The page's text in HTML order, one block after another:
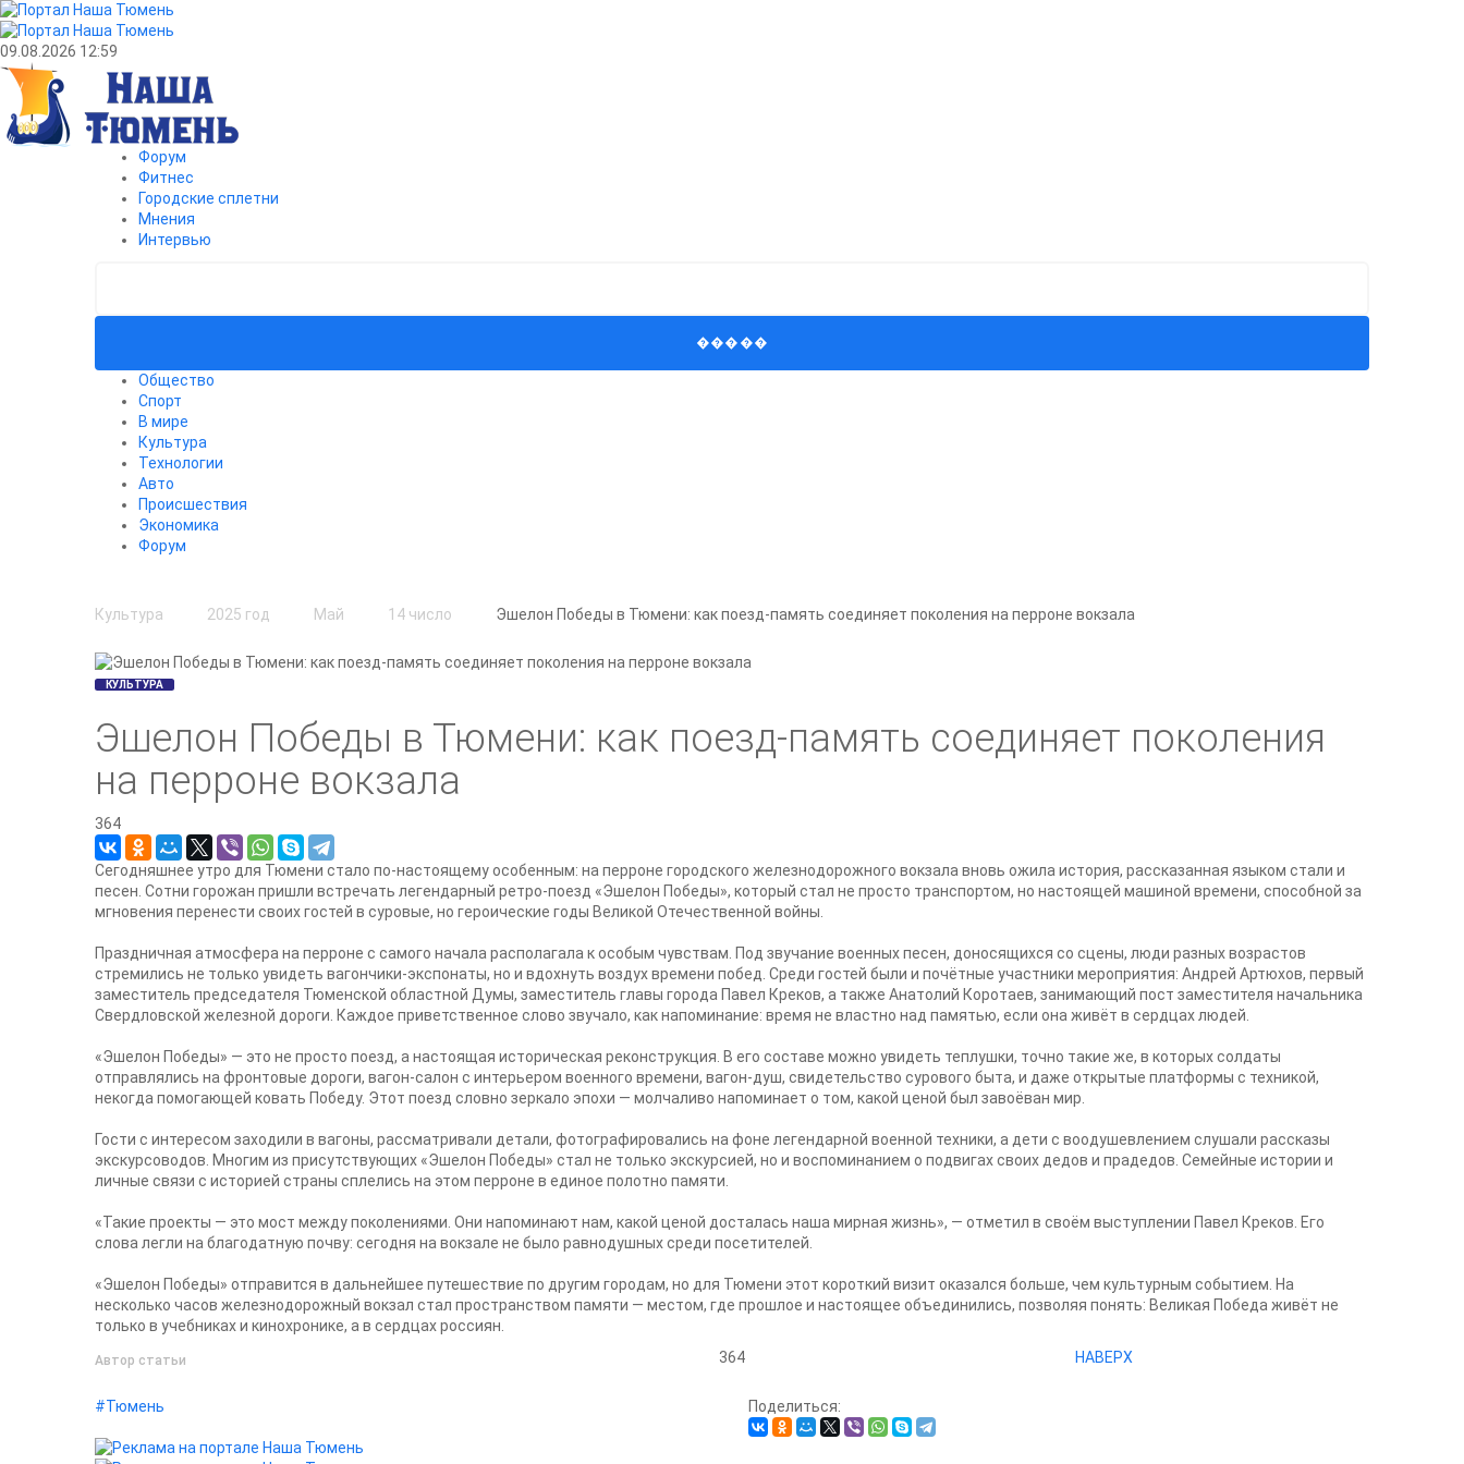
09.08.2026 12:59
Форум
Фитнес
Городские сплетни
Мнения
Интервью
�����
Общество
Спорт
В мире
Культура
Технологии
Авто
Происшествия
Экономика
Форум
Культура 2025 год Май 14 число Эшелон Победы в Тюмени: как поезд-память соединяет поколения на перроне вокзала
КУЛЬТУРА
Эшелон Победы в Тюмени: как поезд-память соединяет поколения
на перроне вокзала
364
Сегодняшнее утро для Тюмени стало по-настоящему особенным: на перроне городского железнодорожного вокзала вновь ожила история, рассказанная языком стали и
песен. Сотни горожан пришли встречать легендарный ретро-поезд «Эшелон Победы», который стал не просто транспортом, но настоящей машиной времени, способной за
мгновения перенести своих гостей в суровые, но героические годы Великой Отечественной войны.
Праздничная атмосфера на перроне с самого начала располагала к особым чувствам. Под звучание военных песен, доносящихся со сцены, люди разных возрастов
стремились не только увидеть вагончики-экспонаты, но и вдохнуть воздух времени побед. Среди гостей были и почётные участники мероприятия: Андрей Артюхов, первый
заместитель председателя Тюменской областной Думы, заместитель главы города Павел Креков, а также Анатолий Коротаев, занимающий пост заместителя начальника
Свердловской железной дороги. Каждое приветственное слово звучало, как напоминание: время не властно над памятью, если она живёт в сердцах людей.
«Эшелон Победы» — это не просто поезд, а настоящая историческая реконструкция. В его составе можно увидеть теплушки, точно такие же, в которых солдаты
отправлялись на фронтовые дороги, вагон-салон с интерьером военного времени, вагон-душ, свидетельство сурового быта, и даже открытые платформы с техникой,
некогда помогающей ковать Победу. Этот поезд словно зеркало эпохи — молчаливо напоминает о том, какой ценой был завоёван мир.
Гости с интересом заходили в вагоны, рассматривали детали, фотографировались на фоне легендарной военной техники, а дети с воодушевлением слушали рассказы
экскурсоводов. Многим из присутствующих «Эшелон Победы» стал не только экскурсией, но и воспоминанием о подвигах своих дедов и прадедов. Семейные истории и
личные связи с историей страны сплелись на этом перроне в единое полотно памяти.
«Такие проекты — это мост между поколениями. Они напоминают нам, какой ценой досталась наша мирная жизнь», — отметил в своём выступлении Павел Креков. Его
слова легли на благодатную почву: сегодня на вокзале не было равнодушных среди посетителей.
«Эшелон Победы» отправится в дальнейшее путешествие по другим городам, но для Тюмени этот короткий визит оказался больше, чем культурным событием. На
несколько часов железнодорожный вокзал стал пространством памяти — местом, где прошлое и настоящее объединились, позволяя понять: Великая Победа живёт не
только в учебниках и кинохронике, а в сердцах россиян.
Автор статьи 364 НАВЕРХ
#Тюмень Поделиться: